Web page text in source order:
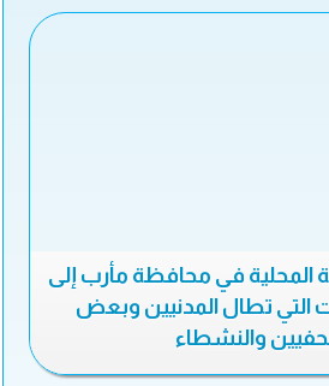
في محافظة مأرب إلى
التي تطال المدنيين وبعض
والنشطاء